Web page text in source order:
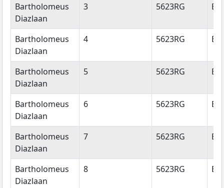
Bartholomeus
Diazlaan
3 5623RG
Bartholomeus
Diazlaan
4 5623RG
Bartholomeus
Diazlaan
5 5623RG
Bartholomeus
Diazlaan
6 5623RG
Bartholomeus
Diazlaan
7 5623RG
Bartholomeus
Diazlaan
8 5623RG